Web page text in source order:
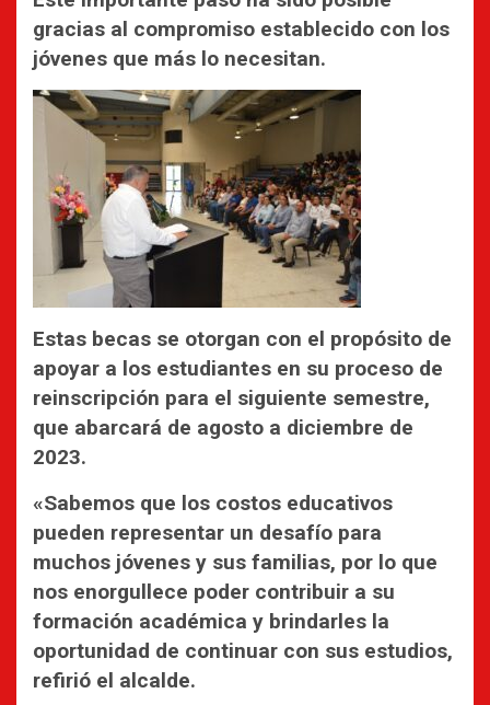
gracias al compromiso establecido con los
jóvenes que más lo necesitan.
Estas becas se otorgan con el propósito de
apoyar a los estudiantes en su proceso de
reinscripción para el siguiente semestre,
que abarcará de agosto a diciembre de
2023.
«Sabemos que los costos educativos
pueden representar un desafío para
muchos jóvenes y sus familias, por lo que
nos enorgullece poder contribuir a su
formación académica y brindarles la
oportunidad de continuar con sus estudios,
refirió el alcalde.